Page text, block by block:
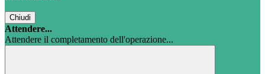
Chiudi
Attendere...
Attendere il completamento dell'operazione...